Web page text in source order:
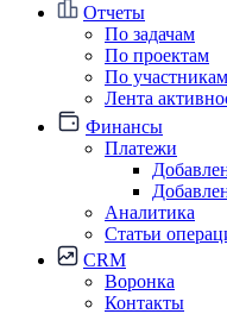
Отчеты
По задачам
По проектам
По участникам
Лента
Финансы
Платежи
Аналитика
Статьи
CRM
Воронка
Контакты